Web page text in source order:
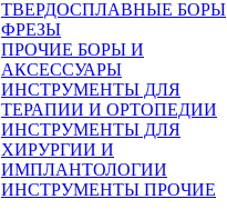
ТВЕРДОСПЛАВНЫЕ БОРЫ
ФРЕЗЫ
ПРОЧИЕ БОРЫ И
АКСЕССУАРЫ
ИНСТРУМЕНТЫ ДЛЯ
ТЕРАПИИ И ОРТОПЕДИИ
ИНСТРУМЕНТЫ ДЛЯ
ХИРУРГИИ И
ИМПЛАНТОЛОГИИ
ИНСТРУМЕНТЫ ПРОЧИЕ